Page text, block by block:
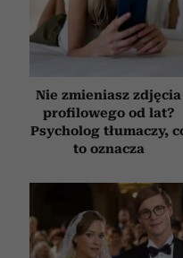
Nie zmieniasz zdjęcia
profilowego od lat?
Psycholog tłumaczy,
to oznacza